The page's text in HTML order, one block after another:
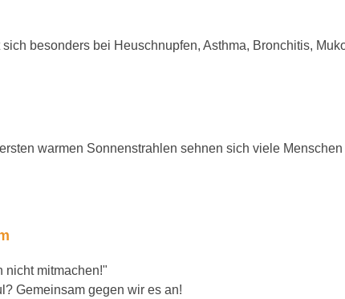
besonders bei Heuschnupfen, Asthma, Bronchitis,
warmen Sonnenstrahlen sehnen sich viele
nicht mitmachen!"
Gemeinsam gegen wir es an!